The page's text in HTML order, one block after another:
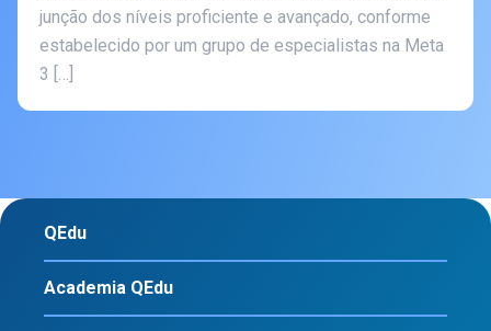
junção dos níveis proficiente e avançado, conforme
estabelecido por um grupo de especialistas na Meta
3 […]
QEdu
Academia QEdu